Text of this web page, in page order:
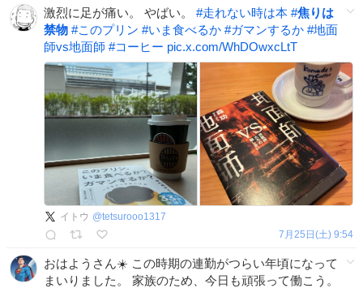
激烈に足が痛い。 やばい。 #走れない時は本 #焦りは
禁物 #このプリン #いま食べるか #ガマンするか #地面
師vs地面師 #コーヒー pic.x.com/WhDOwxcLtT
イトウ @tetsurooo1317
7月25日(土) 9:54
おはようさん☀️ この時期の連勤がつらい年頃になって
まいりました。 家族のため、今日も頑張って働こう。